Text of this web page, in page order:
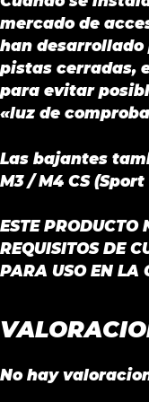
mercado de
han desarrollado
pistas cerradas,
para evitar
«luz de
Las bajantes
M3 / M4 CS (Sport
ESTE PRODUCTO
REQUISITOS DE
PARA USO EN LA
No hay